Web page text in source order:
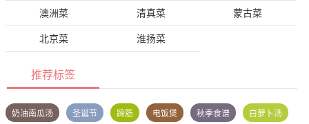
澳洲菜 清真菜 蒙古菜
北京菜 淮扬菜
推荐标签
奶油南瓜汤 圣诞节 蹄筋 电饭煲 秋季食谱 白萝卜汤